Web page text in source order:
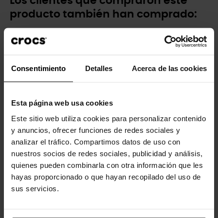
Consentimiento Detalles Acerca de las cookies
Esta página web usa cookies
Este sitio web utiliza cookies para personalizar contenido
y anuncios, ofrecer funciones de redes sociales y
analizar el tráfico. Compartimos datos de uso con
nuestros socios de redes sociales, publicidad y análisis,
quienes pueden combinarla con otra información que les
hayas proporcionado o que hayan recopilado del uso de
sus servicios.
producto también han comprado:
44,90 € 35,92 € 4,99 € 3,99 €